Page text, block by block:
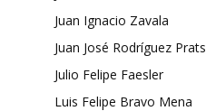
Juan Ignacio Zavala
Juan José Rodríguez Prats
Julio Felipe Faesler
Luis Felipe Bravo Mena